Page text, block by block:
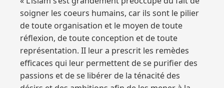
soigner les coeurs humains, car ils sont le pilier
de toute organisation et le moyen de toute
réflexion, de toute conception et de toute
représentation. II leur a prescrit les remèdes
efficaces qui leur permettent de se purifier des
passions et de se libérer de la ténacité des